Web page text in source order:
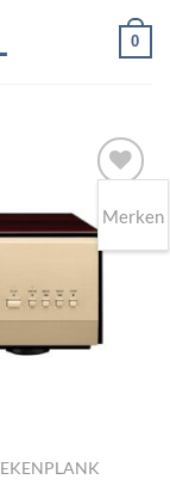
0
Toevoegen
wenslijst
Merken